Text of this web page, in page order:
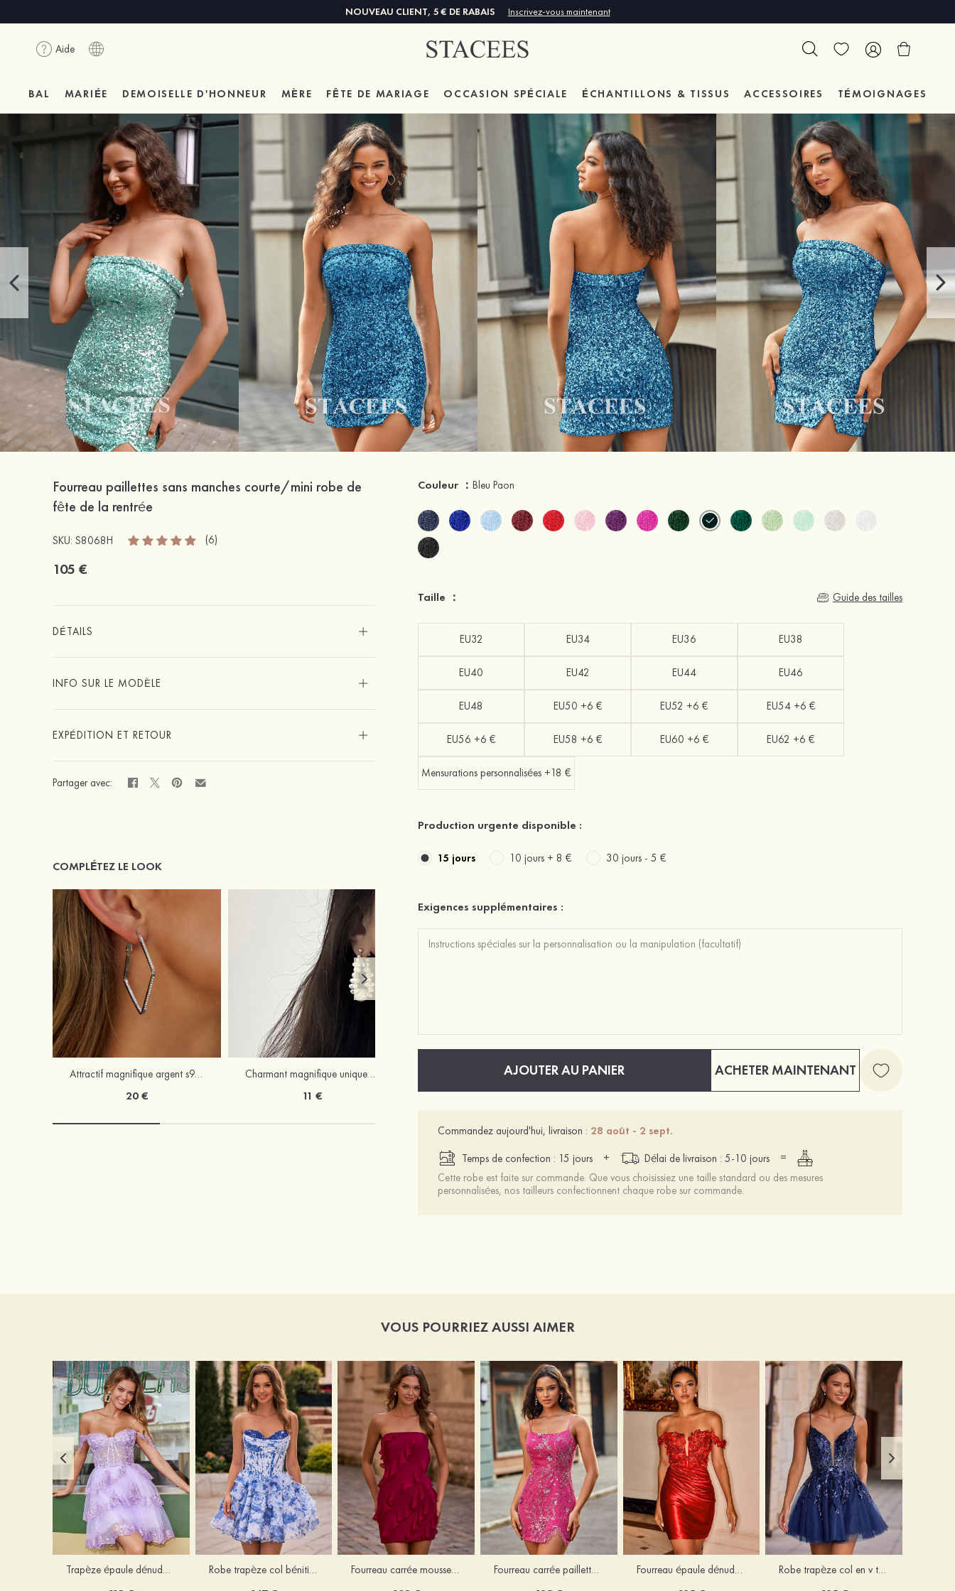
NOUVEAU CLIENT, 5 € DE RABAIS Inscrivez-vous maintenant
Aide
BAL MARIÉE DEMOISELLE D'HONNEUR MÈRE FÊTE DE MARIAGE OCCASION SPÉCIALE ÉCHANTILLONS & TISSUS ACCESSOIRES TÉMOIGNAGES
Fourreau paillettes sans manches courte/mini robe de
fête de la rentrée
SKU: S8068H (6)
105 €
DÉTAILS
INFO SUR LE MODÈLE
EXPÉDITION ET RETOUR
Partager avec:
COMPLÉTEZ LE LOOK
Attractif magnifique argent s925 zircon boucles d'oreilles
20 €
Charmant magnifique unique perle boucles d'oreilles
11 €
Mariée onirique polyester soutien-gorge
12 €
Couleur ：Bleu Paon
Taille ： Guide des tailles
EU32 EU34 EU36 EU38
EU40 EU42 EU44 EU46
EU48 EU50 +6 € EU52 +6 € EU54 +6 €
EU56 +6 € EU58 +6 € EU60 +6 € EU62 +6 €
Mensurations personnalisées +18 €
Production urgente disponible :
15 jours 10 jours + 8 € 30 jours -5 €
Exigences supplémentaires :
AJOUTER AU PANIER ACHETER MAINTENANT
Commandez aujourd'hui, livraison : 28 août - 2 sept.
Temps de confection : 15 jours
+ Délai de livraison : 5-10 jours
=
Cette robe est faite sur commande. Que vous choisissiez une taille standard ou des mesures
personnalisées, nos tailleurs confectionnent chaque robe sur commande.
VOUS POURRIEZ AUSSI AIMER
Trapèze épaule dénudée tulle courte/mini robe de fête de la rentrée avec paillettes Robe trapèze col bénitier mousseline courte/mini robe de fête de la rentrée avec appliqué Fourreau carrée mousseline courte/mini robe de fête de la rentré avec volants Fourreau carrée paillettes courte/mini robe de fête de la rentrée Fourreau épaule dénudée soie comme du satin courte/mini robe de fête de la rentrée Robe trapèze col en v tulle courte/mini robe de fête de la rentrée avec poches paillettes